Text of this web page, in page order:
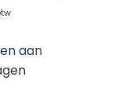
aan